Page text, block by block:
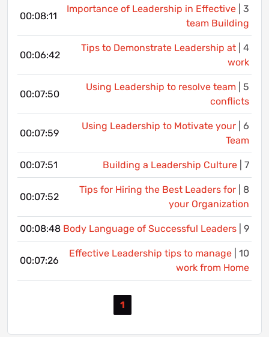
3 |
Importance of Leadership in Effective
team Building
00:08:11
4 |
Tips to Demonstrate Leadership at
work
00:06:42
5 |
Using Leadership to resolve team
conflicts
00:07:50
6 |
Using Leadership to Motivate your
Team
00:07:59
7 |
Building a Leadership Culture
00:07:51
8 |
Tips for Hiring the Best Leaders for
your Organization
00:07:52
9 |
Body Language of Successful Leaders
00:08:48
10 |
Effective Leadership tips to manage
work from Home
00:07:26
1